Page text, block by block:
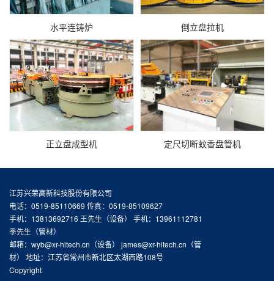
水平连铸炉 倒立盘拉机
正立盘成型机 定尺切断蚊香盘管机
江苏兴荣高新科技股份有限公司
电话：0519-85110669 传真：0519-85109627
手机：13813692716 王先生（设备） 手机：13961112781
季先生（管材）
邮箱：wyb@xr-hitech.cn（设备） james@xr-hitech.cn（管
材） 地址：江苏省常州市新北区太湖西路108号
Copyright